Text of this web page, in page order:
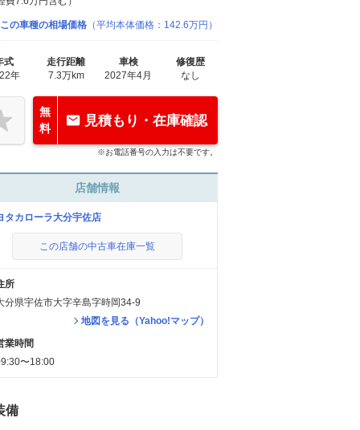
この車種の相場価格 （平均本体価格：142.6万円）
式
年
走行距離
7.3万km
車検
2027年4月
修復歴
なし
無
料
見積もり・在庫確認
※お電話番号の入力は不要です。
店舗情報
タカローラ大分宇佐店
この店舗の中古車在庫一覧
所
分県宇佐市大字辛島字時岡34-9
地図を見る（Yahoo!マップ）
業時間
〜18:00
備